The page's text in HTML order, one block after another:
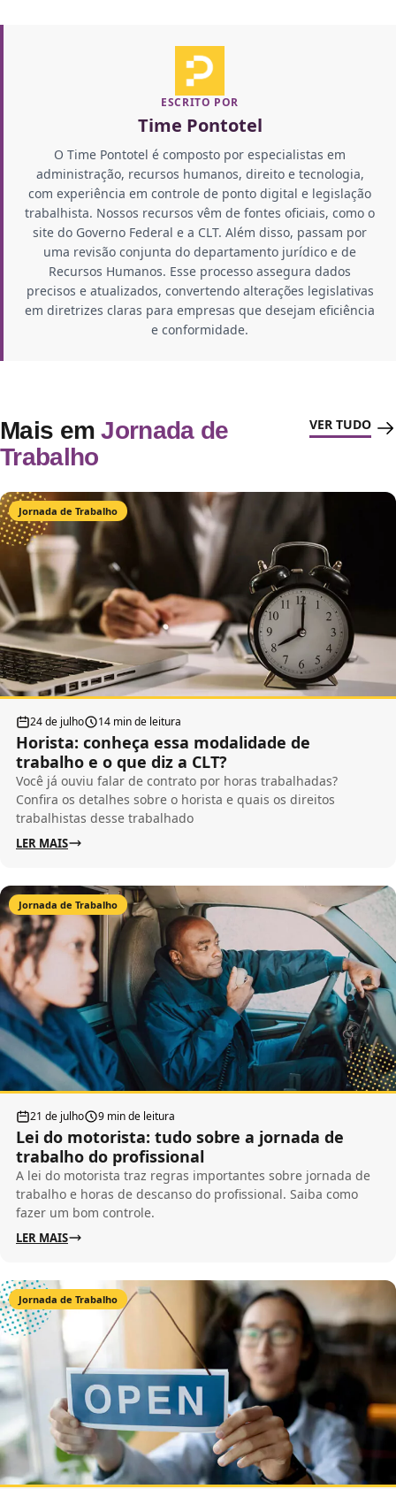
ESCRITO POR
Time Pontotel
O Time Pontotel é composto por especialistas em
administração, recursos humanos, direito e tecnologia,
com experiência em controle de ponto digital e legislação
trabalhista. Nossos recursos vêm de fontes oficiais, como o
site do Governo Federal e a CLT. Além disso, passam por
uma revisão conjunta do departamento jurídico e de
Recursos Humanos. Esse processo assegura dados
precisos e atualizados, convertendo alterações legislativas
em diretrizes claras para empresas que desejam eficiência
e conformidade.
Mais emJornada de
Trabalho
VER TUDO
Jornada de Trabalho
24 de julho 14 min de leitura
Horista: conheça essa modalidade de
trabalho e o que diz a CLT?
Você já ouviu falar de contrato por horas trabalhadas?
Confira os detalhes sobre o horista e quais os direitos
trabalhistas desse trabalhado
LER MAIS
Jornada de Trabalho
21 de julho 9 min de leitura
Lei do motorista: tudo sobre a jornada de
trabalho do profissional
A lei do motorista traz regras importantes sobre jornada de
trabalho e horas de descanso do profissional. Saiba como
fazer um bom controle.
LER MAIS
Jornada de Trabalho